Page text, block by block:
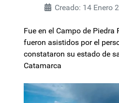
Creado: 14 Enero
Fue en el Campo de
fueron asistidos por el
constataron su estado de
Catamarca